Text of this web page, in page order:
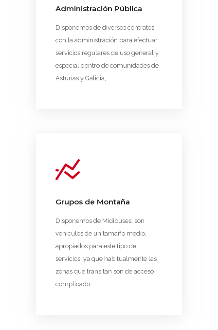
Administración Pública
Disponemos de diversos contratos
con la administración para efectuar
servicios regulares de uso general y
especial dentro de comunidades de
Asturias y Galicia,
Grupos de Montaña
Disponemos de Midibuses, son
vehículos de un tamaño medio,
apropiados para este tipo de
servicios, ya que habitualmente las
zonas que transitan son de acceso
complicado